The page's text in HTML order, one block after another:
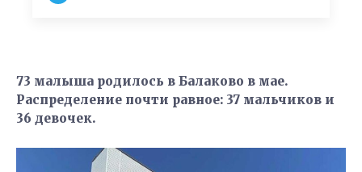
73 малыша родилось в Балаково в мае.
Распределение почти равное: 37 мальчиков и
36 девочек.